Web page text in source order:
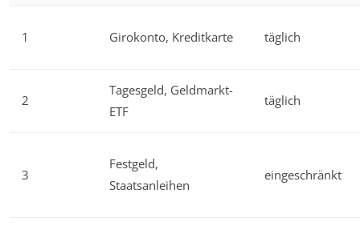
1 Girokonto, Kreditkarte täglich
2
Tagesgeld, Geldmarkt-
ETF
täglich
3
Festgeld,
Staatsanleihen
eingeschränkt